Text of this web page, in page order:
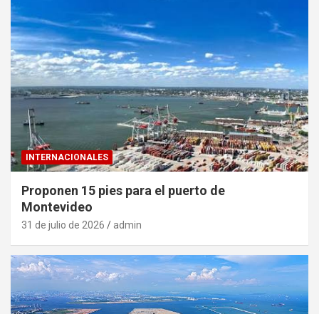
INTERNACIONALES
Proponen 15 pies para el puerto de
Montevideo
31 de julio de 2026 admin